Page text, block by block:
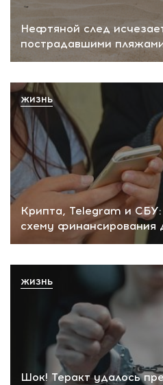
Нефтяной след
пострадавшими
Крипта, Telegram и
схему финансирования
ЖИЗНЬ
Шок! Теракт удалось
ЖИЗНЬ